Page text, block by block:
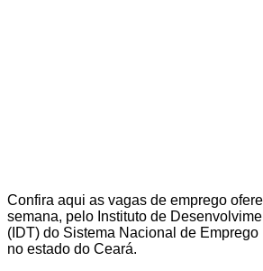
Confira aqui as vagas de emprego
semana, pelo Instituto de
(IDT) do Sistema Nacional de
no estado do Ceará.